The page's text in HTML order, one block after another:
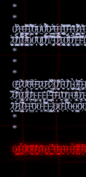
*
*
0̷̞̰̇̏͆̀͑͐1̶̛̰̪̜͓̬͍͚̺̽̃0̶̧̧̠̻̞̰̻̻͓̯͇͖̦̬̎͒͊̀̃̌͆̓̑̆͛̂̚̚1̸̜̯̺̩̿̏̀̒̓͛̎̃̈́͒͐͋͝0̴̡̠̬͖̩͔̈́͐̊́ͅ0̴̰́̒͐̍̾͑0̵̼̯̹̂̒̈̾͆̄́̀̉̉́͆͗̍͝0̷͙̰̯̠͘͜͝
̷̧̧̜̠͎̤̰̟͖̤͈̻̠̻̘̾͂̈́̋͠0̸̫̳̭͍̜͕̪̻͇̼̫̂̐̓̎̉̌̎͊͑̎̀̊̕͜1̸̨̨̡̨̩̩̟̦̮̞͍̌͒̋͊̈́̈́͆͑̔̕̚͘͘͜ͅ0̶̨͕̥̹̗̺̫͙̄̀̀̐͐̄̂̊̄̈͋̀̈́́̃͜ͅ0̸̧̮̰̀0̵͎͔̑̆̇͌0̸̡̛̦͎͓̻̲̭̞͔͎̤̠̣̟͐̎͠0̸͍͎̟̖̣̽̅̉̓͋̍̏̿̀̊̑1̸̜͗̋̐̿́̈́͝
*
*
*
0̶̢̨̼͚̊̋̕1̷̦̈̀̑͋0̷̻͋̊͝0̶̙͖̽̚0̶̯̘̫̆́̋͝1̷̱͕͎͐0̷̜͖̑̇͊1̷̰͆͌̀̆̆͜
̷͔̿̂0̷̥̀͌͗̋͒1̸̢̨̳͊̉0̷̡͉͔̖̒̌̽̚0̷͇͔̣͕̆͛̊͛̇1̴̳͕͑ͅ1̴͈̩̗͉̞̆1̵̡̠͖̩̓̓̋1̶͉̫̳͐̿́͠
̷̝̻̈͒̐0̷͇͊̈́͂̀1̸̢̺̙͔̿̇̚͠0̶̡͕̗͘1̴̲̳̊́̑͠0̷͈́0̵͙̥̾̉1̵̜͔͕̼̪̏͒̿͊̀1̶̢̧̺̼̳̄
*
*
0̷̧̰̺̃͜1̵̢̣̬̉̉̋0̸̩̀̐̍̀͘0̸̧̪̏̈̓̅0̴̢̼̫͙͑̓̆͋̾1̷̝͒̂̒0̷̢͓̬̕1̵͍͉̪̙̚͘̚̕